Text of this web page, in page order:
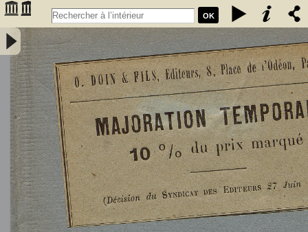
OK
L'Astronomie, observations, théorie et vulgarisation générale / par
Marcel Moye,... - Moye, Marcel (1873-1939). Auteur